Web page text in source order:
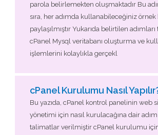
parola belirlemekten oluşmaktadır Bu
sıra, her adımda kullanabileceğiniz
paylaşılmıştır Yukarıda belirtilen
cPanel Mysql veritabanı oluşturma ve
işlemlerini kolaylıkla gerçekl
cPanel Kurulumu Nasıl
Bu yazıda, cPanel kontrol panelinin web
yönetimi için nasıl kurulacağına dair adım
talimatlar verilmiştir cPanel kurulumu